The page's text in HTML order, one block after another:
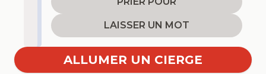
LAISSER UN MOT
ALLUMER UN CIERGE